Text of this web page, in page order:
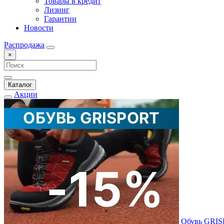
Лизинг
Гарантии
Новости
Распродажа
×
Каталог
Акции
Обувь